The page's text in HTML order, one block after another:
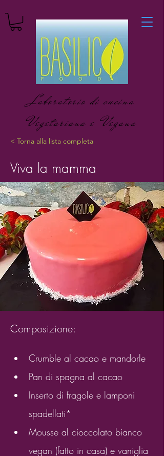
Laboratorio di cucina
Vegetariana e Vegana
< Torna alla lista completa
Viva la mamma
Composizione:
Crumble al cacao e mandorle
Pan di spagna al cacao
Inserto di fragole e lamponi
spadellati*
Mousse al cioccolato bianco
vegan (fatto in casa) e vaniglia